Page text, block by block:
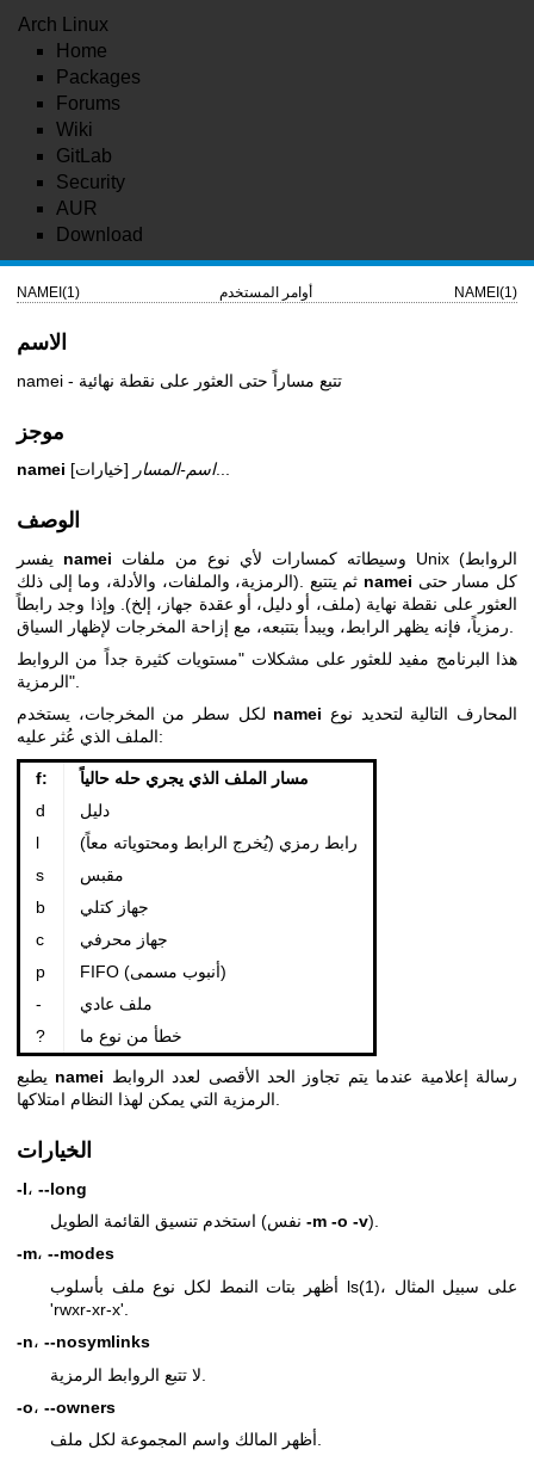
Arch Linux
Home
Packages
Forums
Wiki
GitLab
Security
AUR
Download
NAMEI(1) أوامر المستخدم NAMEI(1)
الاسم
namei - تتبع مساراً حتى العثور على نقطة نهائية
موجز
namei [خيارات] اسم-المسار...
الوصف
namei
namei
العثور على نقطة نهاية (ملف، أو دليل، أو عقدة جهاز، إلخ). وإذا وجد رابطاً
هذا البرنامج مفيد للعثور على مشكلات "مستويات كثيرة جداً من الروابط
الرمزية".
namei المحارف التالية لتحديد نوع
الملف الذي عُثر عليه:
f:
مسار الملف الذي يجري حله حالياً
d
دليل
l
رابط رمزي (يُخرج الرابط ومحتوياته معاً)
s
مقبس
b
جهاز كتلي
c
جهاز محرفي
p
FIFO (أنبوب مسمى)
-
ملف عادي
?
خطأ من نوع ما
namei
الخيارات
-l، --long
-m -o -v).
-m، --modes
ls(1)، على سبيل المثال
'rwxr-xr-x'.
-n، --nosymlinks
-o، --owners
أظهر المالك واسم المجموعة لكل ملف.